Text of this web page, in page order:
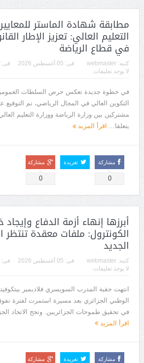
مطابقة شهادة الماستر
التعليم العالي: تعزيز الإطار
في قطاع الرياضة
كتبه: webmaster فى: 05 أغسطس 2026 فى:
لا يوجد تعليقات
في خطوة جديدة تعكس حرص السلطات
التكوين العالي في المجال الرياضي، تم التوقيع
مشتركين بين وزارة الرياضة ووزارة التعليم
يتعلقا... اقرأ المزيد
مشاركة
0
تغريدة مشاركة
0
أبرزها إنهاء أزمة الدفاع
الكونترول: ملفات معقدة تنتظر
الجديد
كتبه: webmaster فى: 05 أغسطس 2026 فى:
لا يوجد تعليقات
انتهت حقبة المدرب السويسري فلاديمير
الوطني الجزائري بعد مسيرة استمرت لفترة
في تحقيق طموحات الجزائريين. ونجح الاتحاد
اقرأ المزيد
مشاركة تغريدة مشاركة